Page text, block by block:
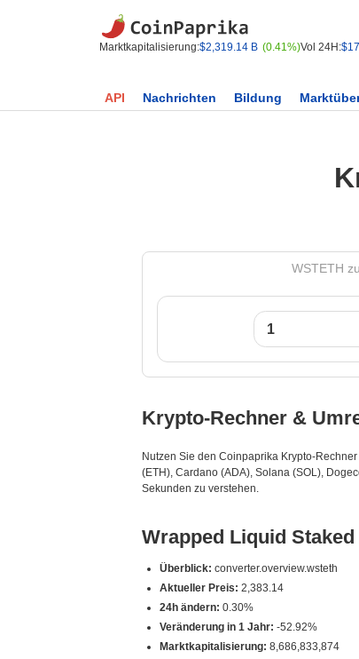
Marktkapitalisierung:$2,319.14 B (0.41%)Vol 24H:
API Nachrichten Bildung
WSTETH
Krypto-Rechner &
Nutzen Sie den Coinpaprika Krypto-
(ETH), Cardano (ADA), Solana (SOL),
Sekunden zu verstehen.
Wrapped Liquid
Überblick: converter.overview.wsteth
Aktueller Preis: 2,383.14
24h ändern: 0.30%
Veränderung in 1 Jahr: -52.92%
Marktkapitalisierung: 8,686,833,874